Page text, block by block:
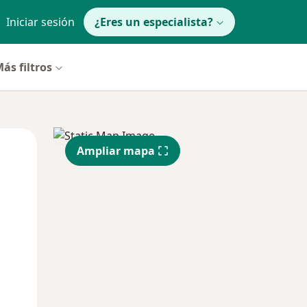
Iniciar sesión ¿Eres un especialista?
filtros
Jue
13 Ago
Vie
14 Ago
Ampliar mapa